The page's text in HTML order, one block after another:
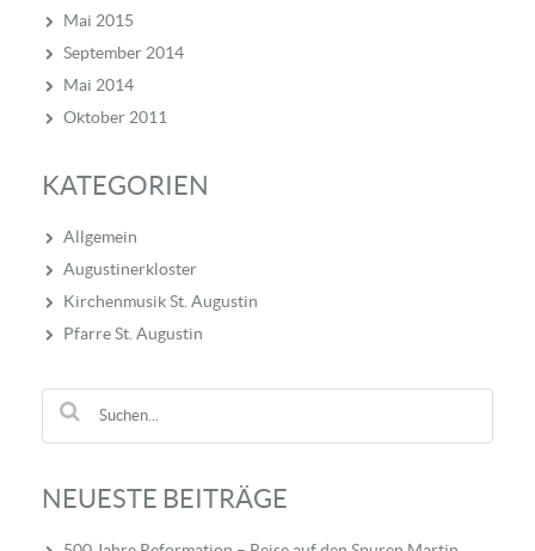
Mai 2015
September 2014
Mai 2014
Oktober 2011
KATEGORIEN
Allgemein
Augustinerkloster
Kirchenmusik St. Augustin
Pfarre St. Augustin
NEUESTE BEITRÄGE